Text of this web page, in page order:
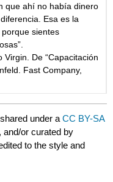
que ahí no había dinero
Esa es la
sientes
De “Capacitación
Fast Company,
under aCC BY-SA
and/or curated by
to the style and